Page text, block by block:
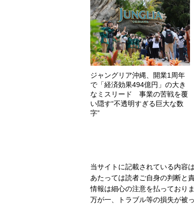
ジャングリア沖縄、開業1周年
で「経済効果494億円」の大き
なミスリード 事業の苦戦を覆
い隠す“不透明すぎる巨大な数
字”
当サイトに記載されている内容
あたっては読者ご自身の判断と
情報は細心の注意を払っており
万が一、トラブル等の損失が被